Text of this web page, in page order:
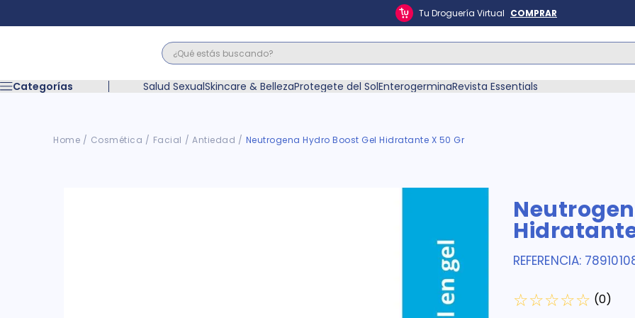
Tu Droguería Virtual COMPRAR
¿Qué estás buscando?
Categorías Salud SexualSkincare & BellezaProtegete del SolEnterogerminaRevista Essentials
Cosmética Facial Antiedad Neutrogena Hydro Boost Gel Hidratante X 50 Gr
REFERENCIA:
☆☆☆☆☆ (0)
Términos Más Buscados
.
4
mounjaro